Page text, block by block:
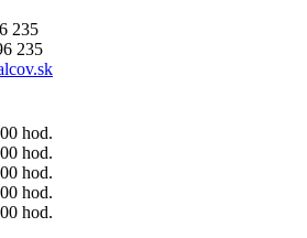
235
235
hod.
hod.
hod.
hod.
hod.